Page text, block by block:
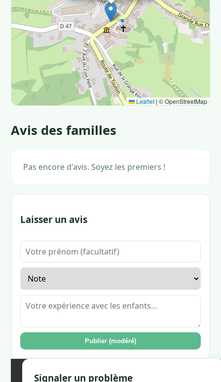
Leaflet | © OpenStreetMap
Avis des familles
Pas encore d'avis. Soyez les premiers !
Laisser un avis
Publier (modéré)
🏪 Réclamer ce restaurant
Signaler un problème